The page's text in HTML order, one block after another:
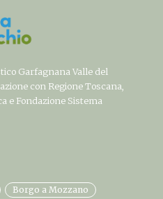
Garfagnana Valle del
con Regione Toscana,
e Fondazione Sistema
Borgo a Mozzano